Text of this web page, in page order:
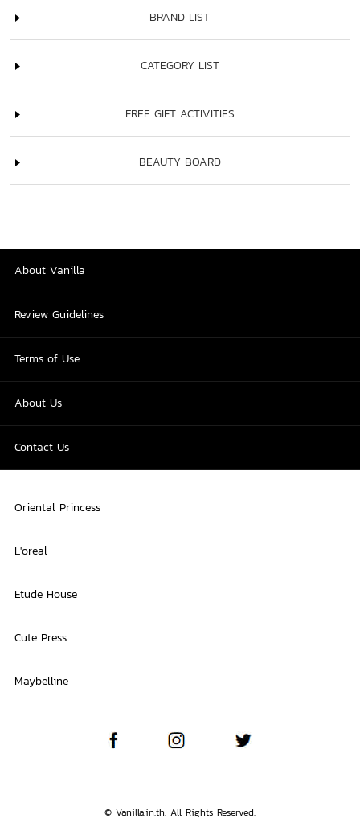
BRAND LIST
CATEGORY LIST
FREE GIFT ACTIVITIES
BEAUTY BOARD
About Vanilla
Review Guidelines
Terms of Use
About Us
Contact Us
Oriental Princess
L'oreal
Etude House
Cute Press
Maybelline
© Vanilla.in.th. All Rights Reserved.